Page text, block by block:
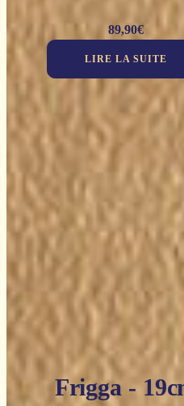
89,90€
LIRE LA SUITE
Frigga -